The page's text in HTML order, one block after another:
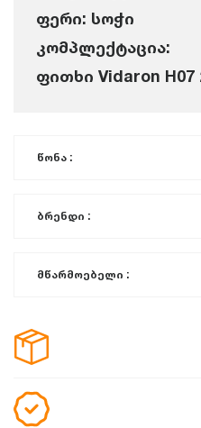
ფერი: სოჭი
კომპლექტაცია:
ფითხი Vidaron H07
წონა :
ბრენდი :
მწარმოებელი :